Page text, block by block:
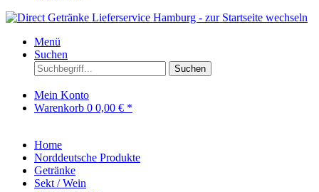
Menü
Suchen
Suchen
Mein Konto
Warenkorb 0 0,00 € *
Home
Norddeutsche Produkte
Getränke
Sekt / Wein